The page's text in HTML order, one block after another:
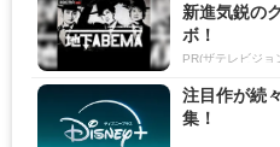
新進気鋭の
ボ！
PR(ザテレビジョ
注目作が続
集！